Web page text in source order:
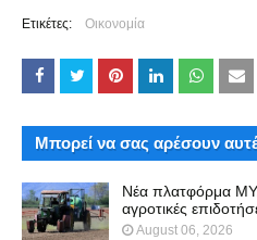
Ετικέτες: Οικονομία
Μπορεί να σας αρέσουν
Νέα πλατφόρμα
αγροτικές
August 06, 2026